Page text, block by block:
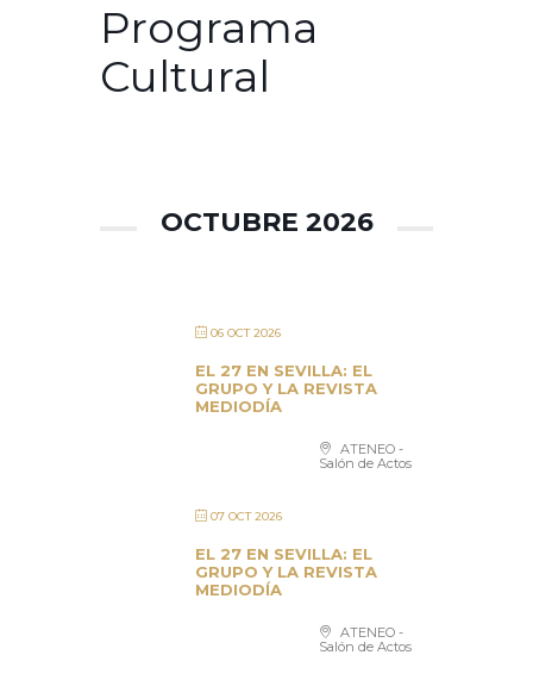
Programa
Cultural
OCTUBRE 2026
06 OCT 2026
EL 27 EN SEVILLA: EL
GRUPO Y LA REVISTA
MEDIODÍA
ATENEO -
Salón de Actos
07 OCT 2026
EL 27 EN SEVILLA: EL
GRUPO Y LA REVISTA
MEDIODÍA
ATENEO -
Salón de Actos